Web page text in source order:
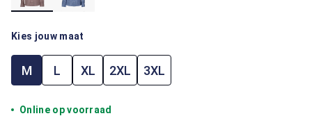
Kies jouw maat
M L XL 2XL 3XL
Online op voorraad